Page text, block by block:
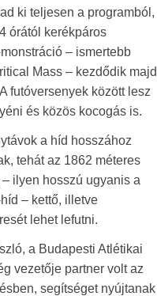
ki teljesen a programból,
órától kerékpáros
– ismertebb
Mass – kezdődik majd
futóversenyek között lesz
és közös kocogás is.
a híd hosszához
tehát az 1862 méteres
ilyen hosszú ugyanis a
– kettő, illetve
lehet lefutni.
a Budapesti Atlétikai
vezetője partner volt az
segítséget nyújtanak